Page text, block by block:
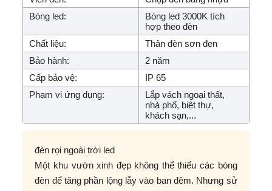
Bóng led:
Bóng led 3000K tích
hợp theo đèn
Chất liệu:
Thân đèn sơn đen
Bảo hành:
2 năm
Cấp bảo vệ:
IP 65
Phạm vi ứng dụng:
Lắp vách ngoại thất,
nhà phố, biệt thự,
khách sạn,...
đèn rọi ngoài trời led
Một khu vườn xinh đẹp không thể thiếu các bóng
đèn để tăng phần lộng lẫy vào ban đêm. Nhưng sử